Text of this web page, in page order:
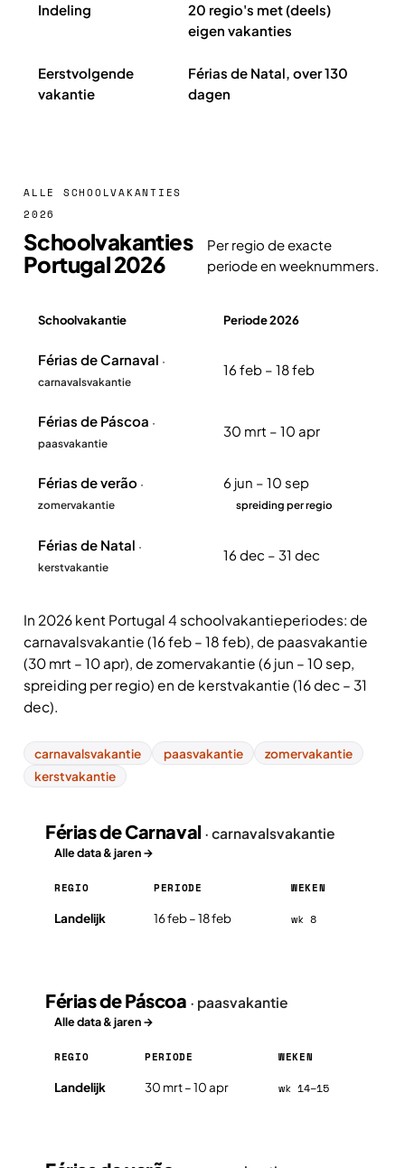
Indeling
20 regio's met (deels)
eigen vakanties
Eerstvolgende
vakantie
Férias de Natal, over 130
dagen
ALLE SCHOOLVAKANTIES
2026
Schoolvakanties
Portugal 2026
Per regio de exacte
periode en weeknummers.
Schoolvakantie Periode 2026
Férias de Carnaval ·
carnavalsvakantie
16 feb – 18 feb
Férias de Páscoa ·
paasvakantie
30 mrt – 10 apr
Férias de verão ·
zomervakantie
6 jun – 10 sep
spreiding per regio
Férias de Natal ·
kerstvakantie
16 dec – 31 dec
In 2026 kent Portugal 4 schoolvakantieperiodes: de
carnavalsvakantie (16 feb – 18 feb), de paasvakantie
(30 mrt – 10 apr), de zomervakantie (6 jun – 10 sep,
spreiding per regio) en de kerstvakantie (16 dec – 31
dec).
carnavalsvakantie paasvakantie
zomervakantie
kerstvakantie
Férias de Carnaval · carnavalsvakantie
Alle data & jaren →
Férias de Carnaval in Portugal 2026, per regio
REGIO PERIODE WEKEN
Landelijk 16 feb – 18 feb wk 8
Férias de Páscoa · paasvakantie
Alle data & jaren →
Férias de Páscoa in Portugal 2026, per regio
REGIO PERIODE WEKEN
Landelijk 30 mrt – 10 apr wk 14–15